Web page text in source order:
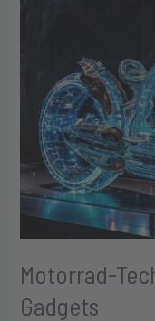
Motorrad-
Gadgets
wichtigsten
Gadgets